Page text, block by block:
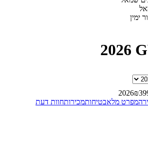
2026
2026₪
מפרט מלאבטיחותמכירותחוות דעת